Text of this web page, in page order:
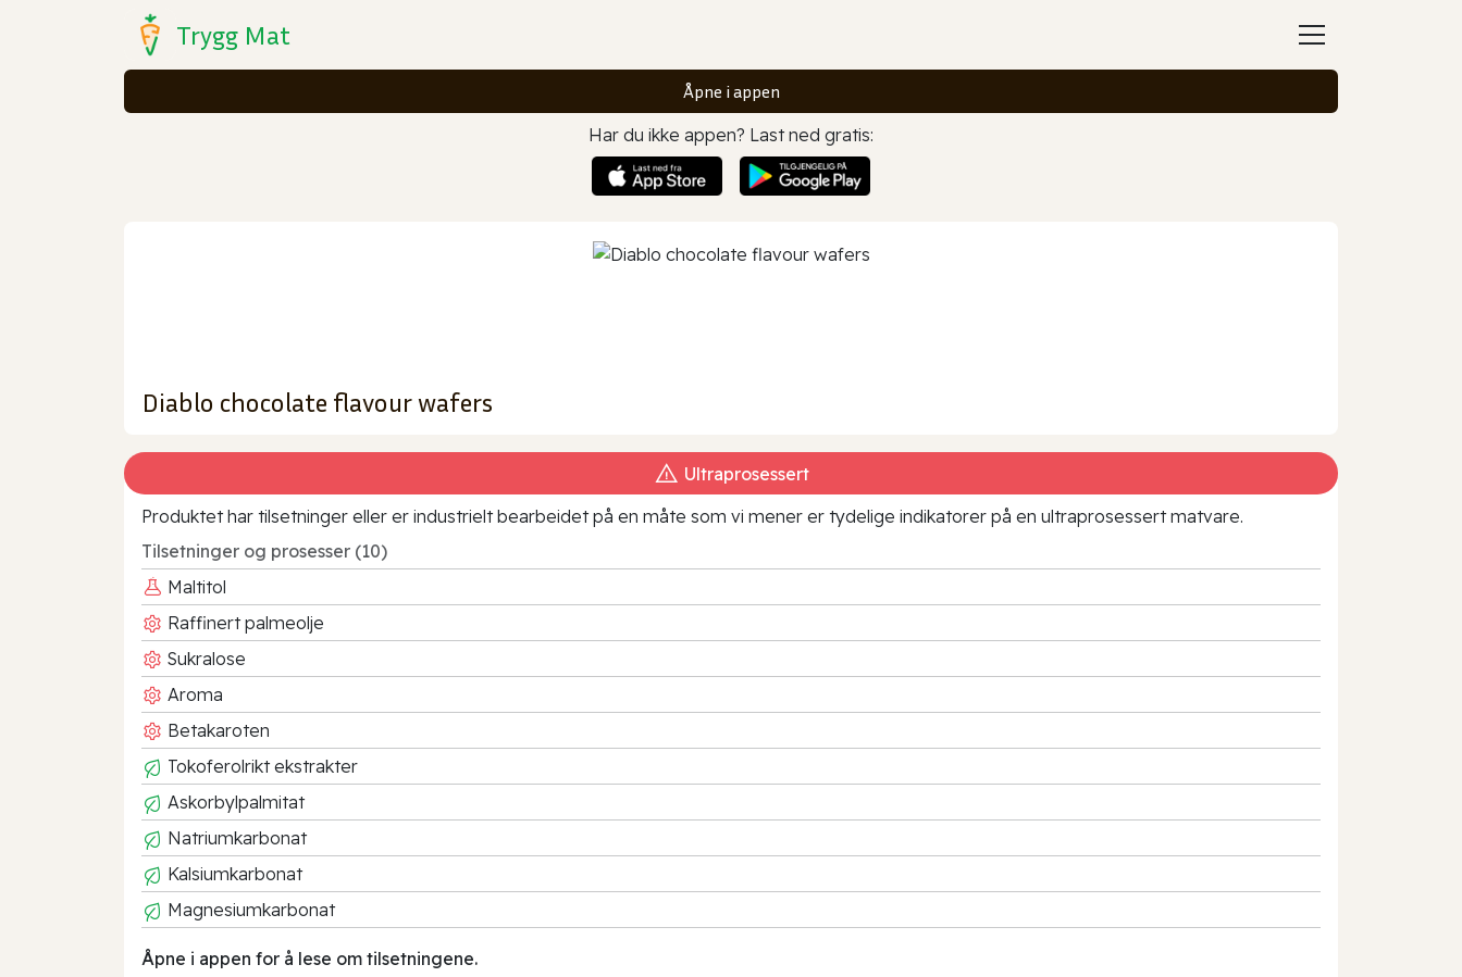
Trygg Mat
Åpne i appen
Har du ikke appen? Last ned gratis:
Diablo chocolate flavour wafers
Ultraprosessert
Produktet har tilsetninger eller er industrielt bearbeidet på en måte som vi mener er tydelige indikatorer på en ultraprosessert matvare.
Tilsetninger og prosesser (10)
Maltitol
Raffinert palmeolje
Sukralose
Aroma
Betakaroten
Tokoferolrikt ekstrakter
Askorbylpalmitat
Natriumkarbonat
Kalsiumkarbonat
Magnesiumkarbonat
Åpne i appen for å lese om tilsetningene.